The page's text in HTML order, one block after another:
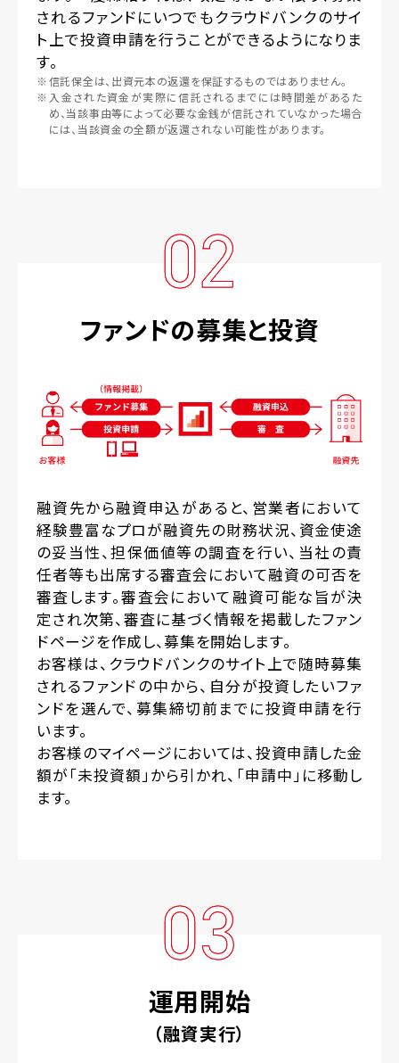
されるファンドにいつでもクラウドバンクのサイ
ト上で投資申請を行うことができるようになりま
す。
※信託保全は、出資元本の返還を保証するものではありません。
※ 入金された資金が実際に信託されるまでには時間差があるた
め、当該事由等によって必要な金銭が信託されていなかった場合
には、当該資金の全額が返還されない可能性があります。
02
ファンドの募集と投資
融資先から融資申込があると、営業者において
経験豊富なプロが融資先の財務状況、資金使途
の妥当性、担保価値等の調査を行い、当社の責
任者等も出席する審査会において融資の可否を
審査します。審査会において融資可能な旨が決
定され次第、審査に基づく情報を掲載したファン
ドページを作成し、募集を開始します。
お客様は、クラウドバンクのサイト上で随時募集
されるファンドの中から、自分が投資したいファ
ンドを選んで、募集締切前までに投資申請を行
います。
お客様のマイページにおいては、投資申請した金
額が「未投資額」から引かれ、「申請中」に移動し
ます。
03
運用開始
（融資実行）